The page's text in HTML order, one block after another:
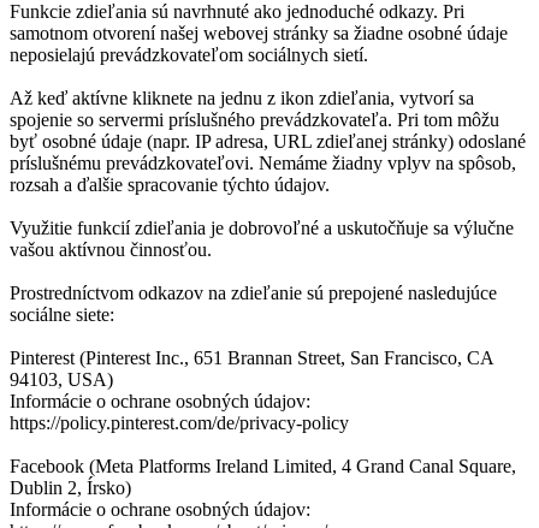
Funkcie zdieľania sú navrhnuté ako jednoduché odkazy. Pri
samotnom otvorení našej webovej stránky sa žiadne osobné údaje
neposielajú prevádzkovateľom sociálnych sietí.
Až keď aktívne kliknete na jednu z ikon zdieľania, vytvorí sa
spojenie so servermi príslušného prevádzkovateľa. Pri tom môžu
byť osobné údaje (napr. IP adresa, URL zdieľanej stránky) odoslané
príslušnému prevádzkovateľovi. Nemáme žiadny vplyv na spôsob,
rozsah a ďalšie spracovanie týchto údajov.
Využitie funkcií zdieľania je dobrovoľné a uskutočňuje sa výlučne
vašou aktívnou činnosťou.
Prostredníctvom odkazov na zdieľanie sú prepojené nasledujúce
sociálne siete:
Pinterest (Pinterest Inc., 651 Brannan Street, San Francisco, CA
94103, USA)
Informácie o ochrane osobných údajov:
https://policy.pinterest.com/de/privacy-policy
Facebook (Meta Platforms Ireland Limited, 4 Grand Canal Square,
Dublin 2, Írsko)
Informácie o ochrane osobných údajov: